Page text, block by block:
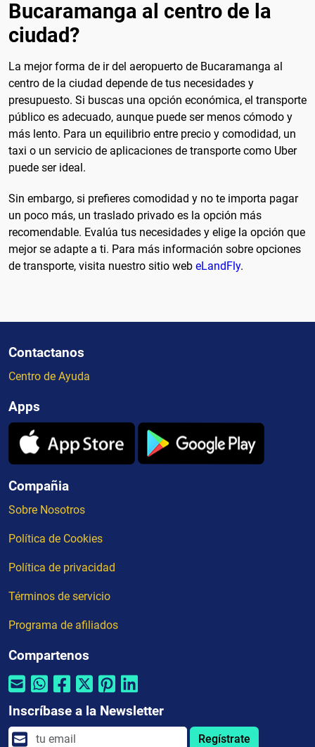
Bucaramanga al centro de la
ciudad?
La mejor forma de ir del aeropuerto de Bucaramanga al
centro de la ciudad depende de tus necesidades y
presupuesto. Si buscas una opción económica, el transporte
público es adecuado, aunque puede ser menos cómodo y
más lento. Para un equilibrio entre precio y comodidad, un
taxi o un servicio de aplicaciones de transporte como Uber
puede ser ideal.
Sin embargo, si prefieres comodidad y no te importa pagar
un poco más, un traslado privado es la opción más
recomendable. Evalúa tus necesidades y elige la opción que
mejor se adapte a ti. Para más información sobre opciones
de transporte, visita nuestro sitio web eLandFly.
Contactanos
Centro de Ayuda
Apps
Compañia
Sobre Nosotros
Política de Cookies
Política de privacidad
Términos de servicio
Programa de afiliados
Compartenos
Inscríbase a la Newsletter
Regístrate